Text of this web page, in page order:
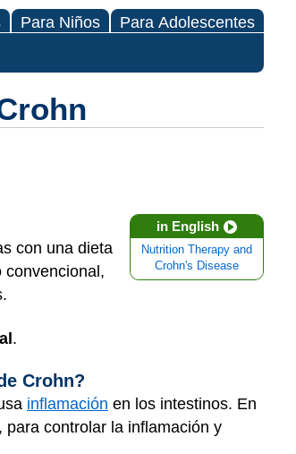
Para Niños Para Adolescentes
in English
Nutrition Therapy and
Crohn's Disease
con una dieta
convencional,
.
Crohn?
inflamación en los intestinos. En
controlar la inflamación y